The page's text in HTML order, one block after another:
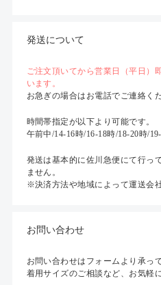
発送について
ご注文頂いてから営業日（平日）
います。
お急ぎの場合はお電話でご連絡く
時間帯指定が以下より可能です。
午前中/14-16時/16-18時/18-20時/
発送は基本的に佐川急便にて行っ
ません。
※決済方法や地域によって運送会
お問い合わせ
お問い合わせはフォームより承っ
着用サイズのご相談など、お気軽